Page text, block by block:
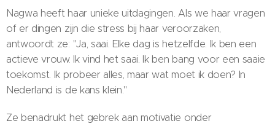
Nagwa heeft haar unieke uitdagingen. Als we haar vragen
of er dingen zijn die stress bij haar veroorzaken,
antwoordt ze: "Ja, saai. Elke dag is hetzelfde. Ik ben een
actieve vrouw. Ik vind het saai. Ik ben bang voor een saaie
toekomst. Ik probeer alles, maar wat moet ik doen? In
Nederland is de kans klein."
Ze benadrukt het gebrek aan motivatie onder